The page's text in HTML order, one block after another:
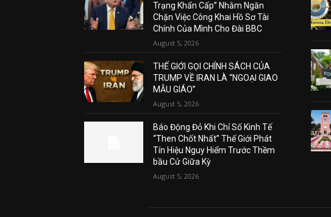
Trạng Khẩn Cấp” Nhằm Ngăn
Chặn Việc Công Khai Hồ Sơ Tài
Chính Của Mình Cho Đài BBC
August 5, 2026
THẾ GIỚI GỌI CHÍNH SÁCH CỦA
TRUMP VỀ IRAN LÀ “NGOẠI GIAO
MẪU GIÁO”
August 5, 2026
Báo Động Đỏ Khi Chỉ Số Kinh Tế
“Then Chốt Nhất” Thế Giới Phát
Tín Hiệu Nguy Hiểm Trước Thềm
bầu Cử Giữa Kỳ
August 5, 2026